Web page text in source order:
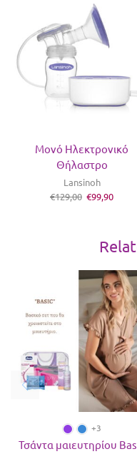
Μονό Ηλεκτρονικό
Θήλαστρο
Lansinoh
€129,00 €99,90
+3
Τσάντα μαιευτηρίου